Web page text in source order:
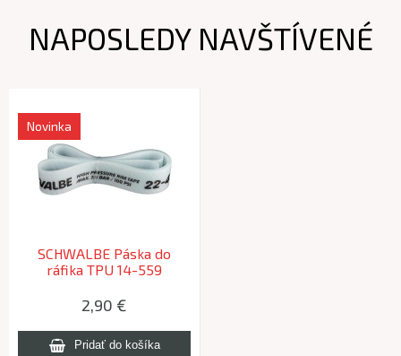
NAPOSLEDY NAVŠTÍVENÉ
SCHWALBE Páska do
ráfika TPU 14-559
Novinka
2,90 €